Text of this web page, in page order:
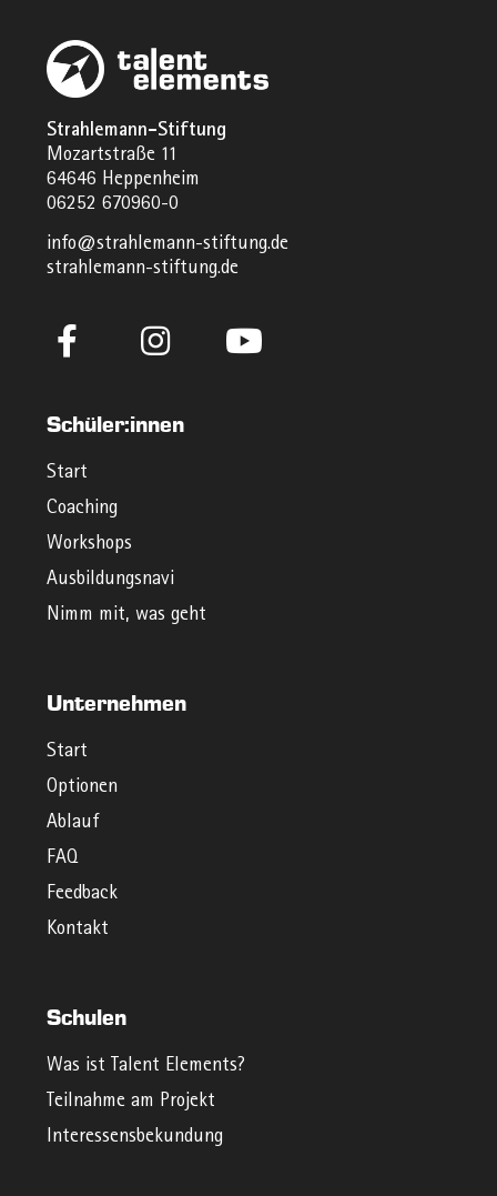
Strahlemann-Stiftung
Mozartstraße 11
64646 Heppenheim
06252 670960-0
info@strahlemann-stiftung.de
strahlemann-stiftung.de
Schüler:innen
Start
Coaching
Workshops
Ausbildungsnavi
Nimm mit, was geht
Unternehmen
Start
Optionen
Ablauf
FAQ
Feedback
Kontakt
Schulen
Was ist Talent Elements?
Teilnahme am Projekt
Interessensbekundung